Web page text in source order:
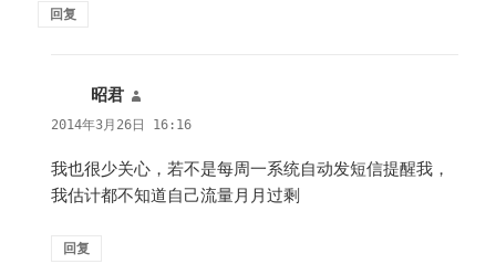
回复
昭君
道：
2014年3月26日 16:16
我也很少关心，若不是每周一系统自动发短信提醒我，
我估计都不知道自己流量月月过剩
回复